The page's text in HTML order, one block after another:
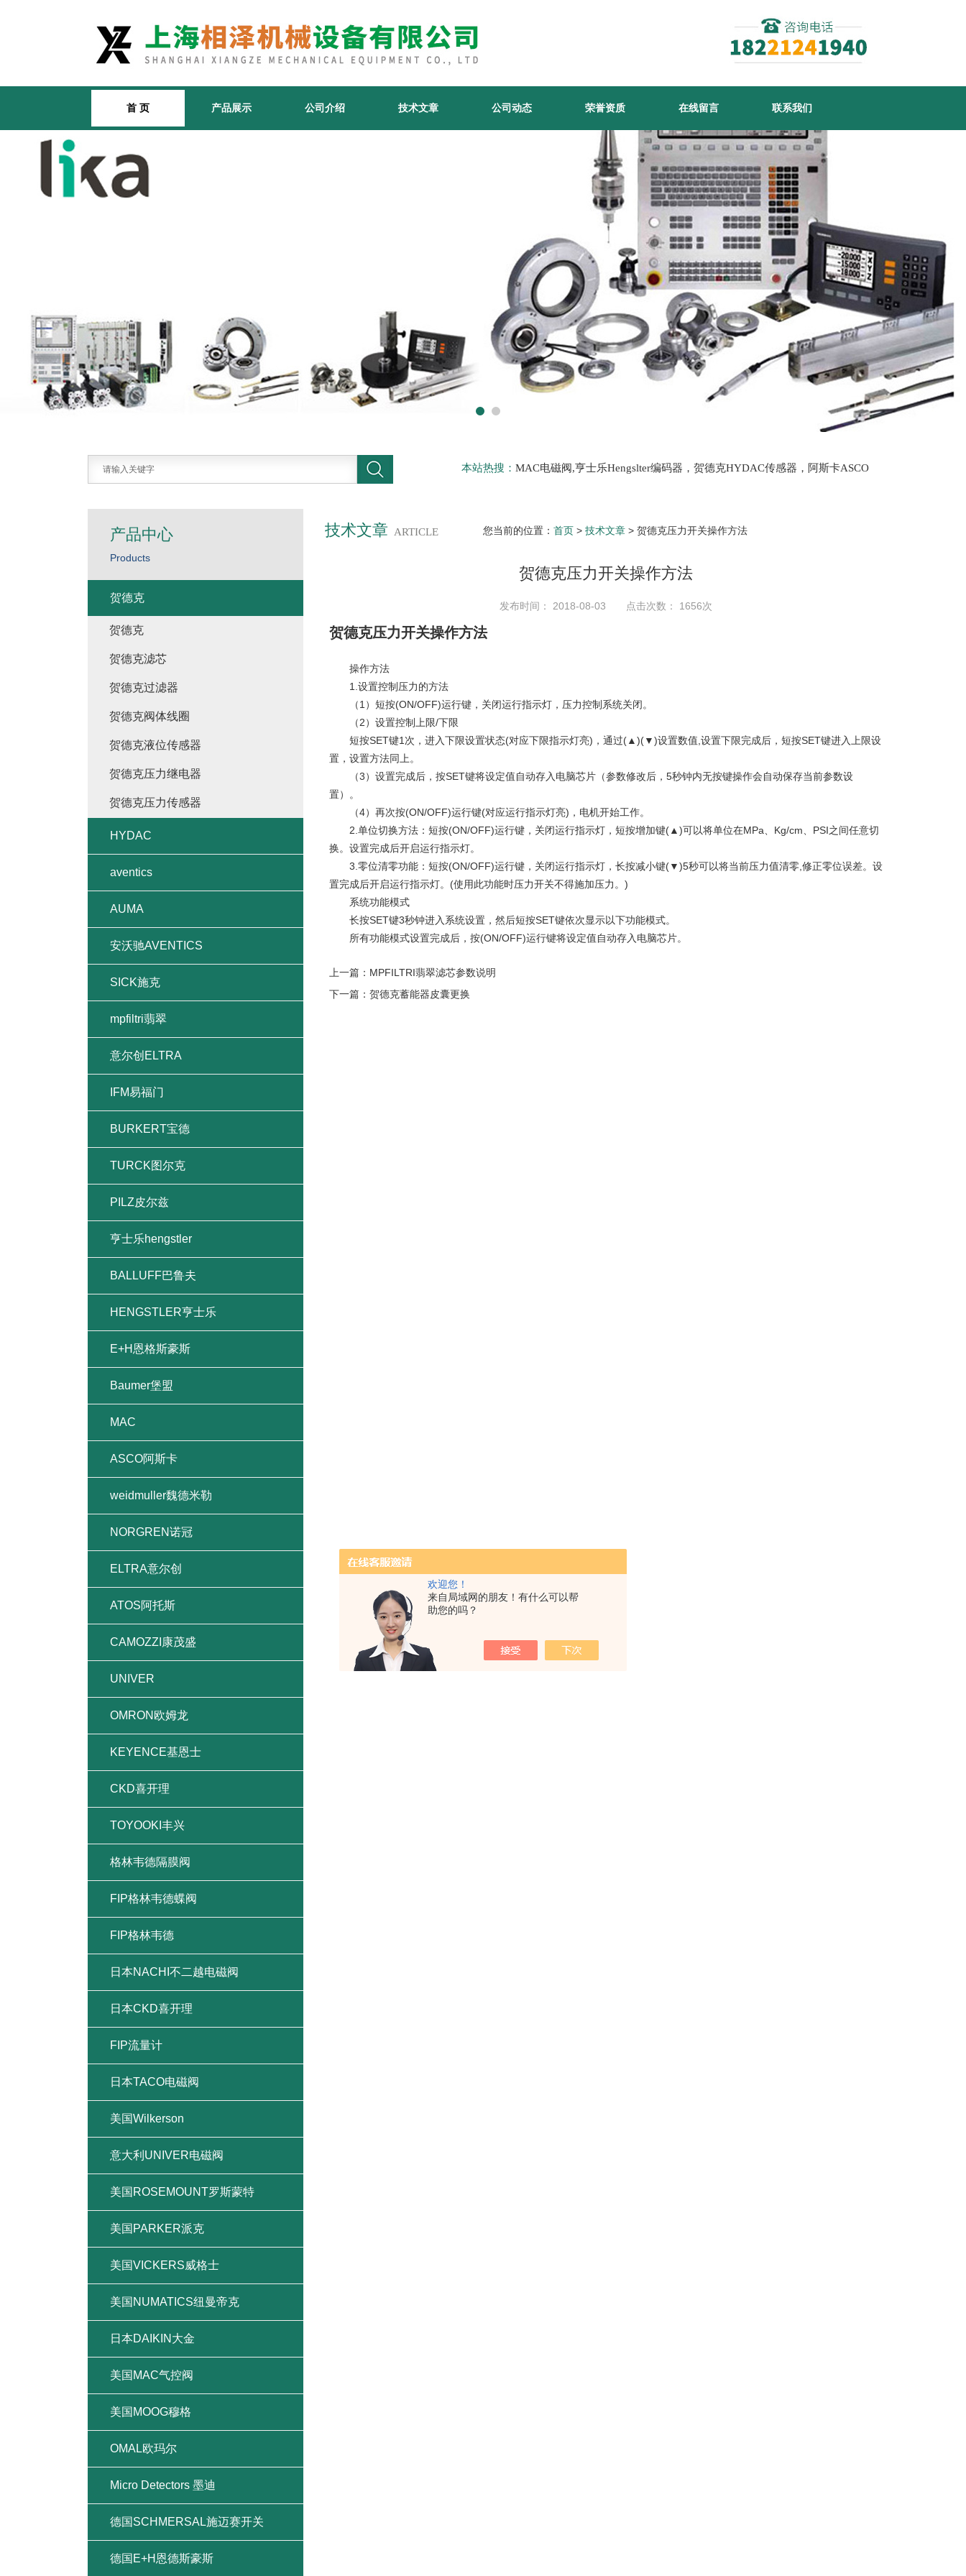
欢迎您！
来自局域网的朋友！有什么可以帮
助您的吗？
首 页 产品展示 公司介绍 技术文章 公司动态 荣誉资质 在线留言 联系我们
本站热搜： MAC电磁阀,亨士乐Hengslter编码器，贺德克HYDAC传感器，阿斯卡ASCO
技术文章 ARTICLE 您当前的位置： 首页 > 技术文章 > 贺德克压力开关操作方法
贺德克压力开关操作方法
发布时间： 2018-08-03 点击次数： 1656次
贺德克压力开关操作方法
操作方法
1.设置控制压力的方法
（1）短按(ON/OFF)运行键，关闭运行指示灯，压力控制系统关闭。
（2）设置控制上限/下限
短按SET键1次，进入下限设置状态(对应下限指示灯亮)，通过(▲)(▼)设置数值,设置下限完成后，短按SET键进入上限设
置，设置方法同上。
（3）设置完成后，按SET键将设定值自动存入电脑芯片（参数修改后，5秒钟内无按键操作会自动保存当前参数设
置）。
（4）再次按(ON/OFF)运行键(对应运行指示灯亮)，电机开始工作。
2.单位切换方法：短按(ON/OFF)运行键，关闭运行指示灯，短按增加键(▲)可以将单位在MPa、Kg/cm、PSI之间任意切
换。设置完成后开启运行指示灯。
3.零位清零功能：短按(ON/OFF)运行键，关闭运行指示灯，长按减小键(▼)5秒可以将当前压力值清零,修正零位误差。设
置完成后开启运行指示灯。(使用此功能时压力开关不得施加压力。)
系统功能模式
长按SET键3秒钟进入系统设置，然后短按SET键依次显示以下功能模式。
所有功能模式设置完成后，按(ON/OFF)运行键将设定值自动存入电脑芯片。
上一篇： MPFILTRI翡翠滤芯参数说明
下一篇： 贺德克蓄能器皮囊更换
产品中心
Products
贺德克
贺德克
贺德克滤芯
贺德克过滤器
贺德克阀体线圈
贺德克液位传感器
贺德克压力继电器
贺德克压力传感器
HYDAC
aventics
AUMA
安沃驰AVENTICS
SICK施克
mpfiltri翡翠
意尔创ELTRA
IFM易福门
BURKERT宝德
TURCK图尔克
PILZ皮尔兹
亨士乐hengstler
BALLUFF巴鲁夫
HENGSTLER亨士乐
E+H恩格斯豪斯
Baumer堡盟
MAC
ASCO阿斯卡
weidmuller魏德米勒
NORGREN诺冠
ELTRA意尔创
ATOS阿托斯
CAMOZZI康茂盛
UNIVER
OMRON欧姆龙
KEYENCE基恩士
CKD喜开理
TOYOOKI丰兴
格林韦德隔膜阀
FIP格林韦德蝶阀
FIP格林韦德
日本NACHI不二越电磁阀
日本CKD喜开理
FIP流量计
日本TACO电磁阀
美国Wilkerson
意大利UNIVER电磁阀
美国ROSEMOUNT罗斯蒙特
美国PARKER派克
美国VICKERS威格士
美国NUMATICS纽曼帝克
日本DAIKIN大金
美国MAC气控阀
美国MOOG穆格
OMAL欧玛尔
Micro Detectors 墨迪
德国SCHMERSAL施迈赛开关
德国E+H恩德斯豪斯